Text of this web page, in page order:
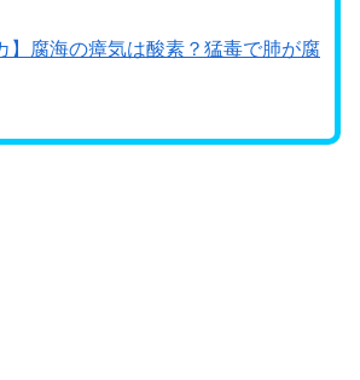
】腐海の瘴気は酸素？猛毒で肺が腐